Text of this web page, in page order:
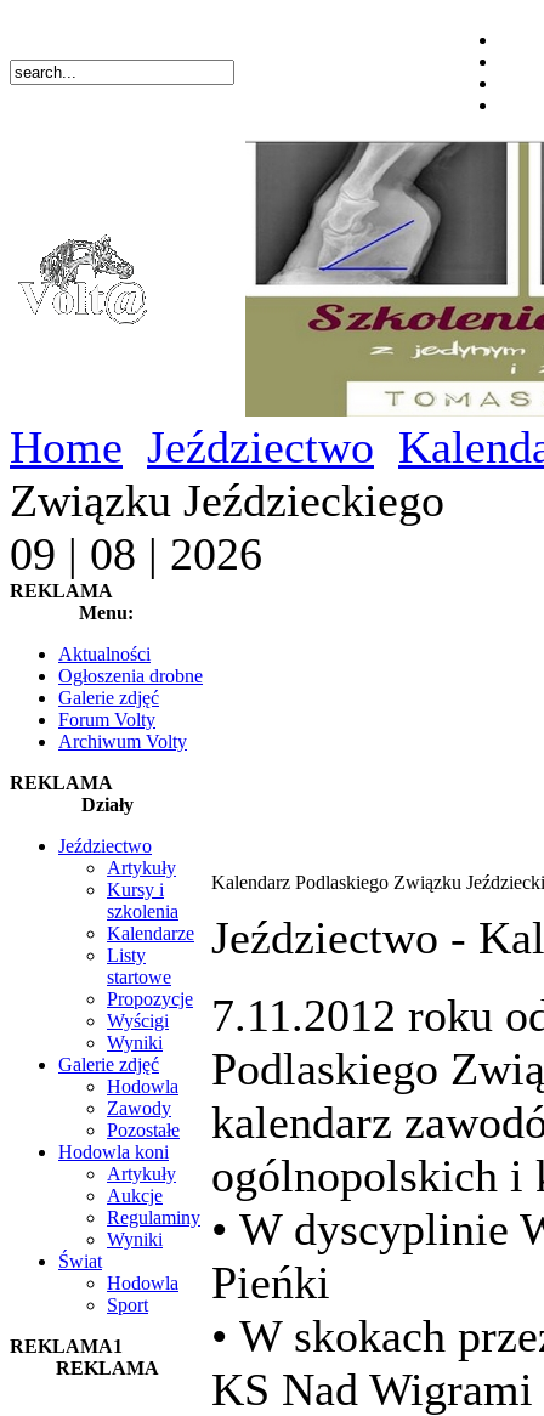
Home Jeździectwo
Związku Jeździeckiego
09 | 08 | 2026
REKLAMA
Menu:
Aktualności
Ogłoszenia drobne
Galerie zdjęć
Forum Volty
Archiwum Volty
REKLAMA
Działy
Jeździectwo
Artykuły
Kursy i
szkolenia
Kalendarze
Listy
startowe
Propozycje
Wyścigi
Wyniki
Galerie zdjęć
Hodowla
Zawody
Pozostałe
Hodowla koni
Artykuły
Aukcje
Regulaminy
Wyniki
Świat
Hodowla
Sport
REKLAMA1
REKLAMA
Kalendarz Podlaskiego Związku
Jeździectwo -
7.11.2012 roku
Podlaskiego
kalendarz
ogólnopolskich i
• W dyscyplinie
Pieńki
• W skokach
KS Nad Wigrami